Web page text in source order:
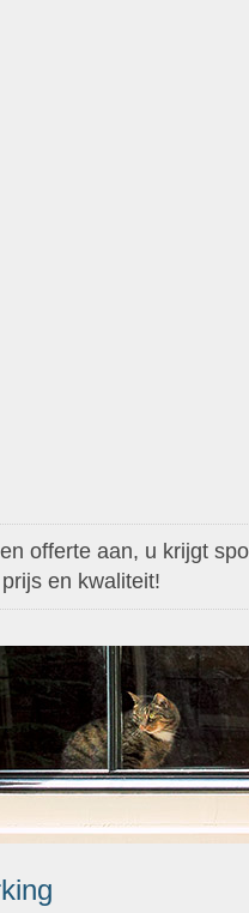
offerte aan, u krijgt
en kwaliteit!